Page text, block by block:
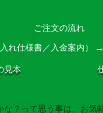
ご注文の流れ
れ仕様書／入金案内）
見本
な？って思う事は、お気